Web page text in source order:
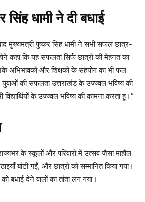
सिंह धामी ने दी बधाई
मुख्यमंत्री पुष्कर सिंह धामी ने सभी सफल छात्र-
कहा कि यह सफलता सिर्फ छात्रों की मेहनत का
अभिभावकों और शिक्षकों के सहयोग का भी फल
की सफलता उत्तराखंड के उज्ज्वल भविष्य की
के उज्ज्वल भविष्य की कामना करता हूं।”
के स्कूलों और परिवारों में उत्सव जैसा माहौल
बांटी गईं, और छात्रों को सम्मानित किया गया।
को बधाई देने वालों का तांता लग गया।